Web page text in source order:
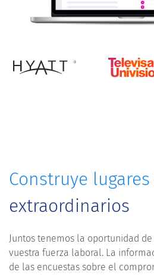
Construye
extraordinarios
Juntos tenemos la oportunidad
vuestra fuerza laboral. La
de las encuestas sobre el